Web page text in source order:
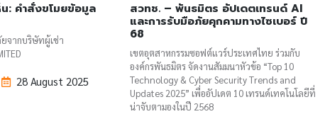
: คำสั่งขโมยข้อมูล
จากบริษัทผู้เช่า
28 August 2025
สวทช. – พันธมิตร อัปเดตเทรนด์ AI
และการรับมือภัยคุกคามทางไซเบอร์ ปี
68
เขตอุตสาหกรรมซอฟต์แวร์ประเทศไทย ร่วมกับ
องค์กรพันธมิตร จัดงานสัมมนาหัวข้อ “Top 10
Technology & Cyber Security Trends and
Updates 2025” เพื่ออัปเดต 10 เทรนด์เทคโนโลยีที่
น่าจับตามองในปี 2568